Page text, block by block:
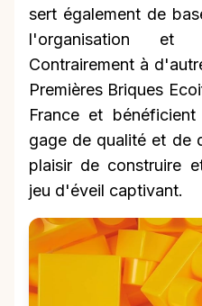
sert également de
l'organisation et
Contrairement à
Premières Briques
France et
gage de qualité et de
plaisir de construire
jeu d'éveil captivant.